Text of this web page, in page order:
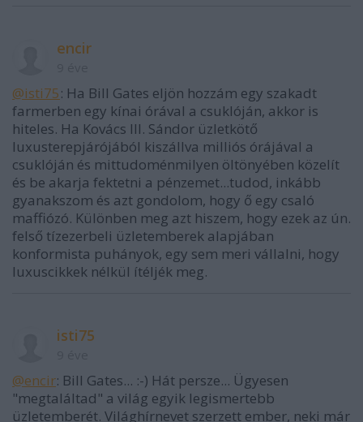
encir
@isti75: Ha Bill Gates eljön hozzám egy szakadt
farmerben egy kínai órával a csuklóján, akkor is
hiteles. Ha Kovács III. Sándor üzletkötő
luxusterepjárójából kiszállva milliós órájával a
csuklóján és mittudoménmilyen öltönyében közelít
és be akarja fektetni a pénzemet...tudod, inkább
gyanakszom és azt gondolom, hogy ő egy csaló
maffiózó. Különben meg azt hiszem, hogy ezek az ún.
felső tízezerbeli üzletemberek alapjában
konformista puhányok, egy sem meri vállalni, hogy
luxuscikkek nélkül ítéljék meg.
isti75
@encir: Bill Gates... :-) Hát persze... Ügyesen
"megtaláltad" a világ egyik legismertebb
üzletemberét. Világhírnevet szerzett ember, neki már